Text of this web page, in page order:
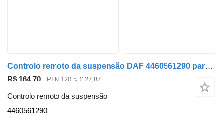
Controlo remoto da suspensão DAF 4460561290 para camião tractor DAF XF106
R$ 164,70 PLN 120 ≈ € 27,87
Controlo remoto da suspensão
4460561290